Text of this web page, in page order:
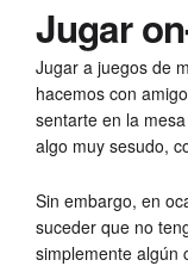
Jugar
Jugar a juegos de
hacemos con
sentarte en la
algo muy sesudo,
Sin embargo, en
suceder que no
simplemente algún